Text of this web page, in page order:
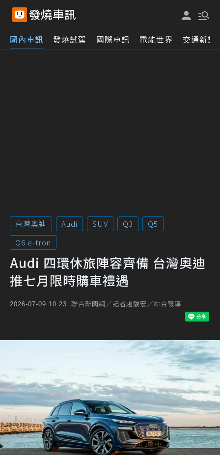
國內車訊 發燒試駕 國際車訊 電能世界 交通新訊
台灣奧迪 Audi SUV Q3
Q5
Q6 e-tron
Audi 四環休旅陣容齊備 台灣奧迪
推七月限時購車禮遇
2026-07-09 10:23 聯合新聞網／記者趙駿宏／綜合報導